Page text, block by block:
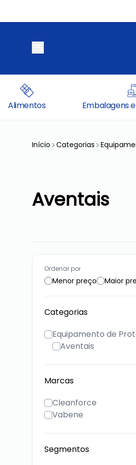
Alimentos Embalagens
Início Categorias
Aventais
Ordenar por
Menor preço Maior
Categorias
Equipamento de
Aventais
Marcas
Cleanforce
Vabene
Segmentos